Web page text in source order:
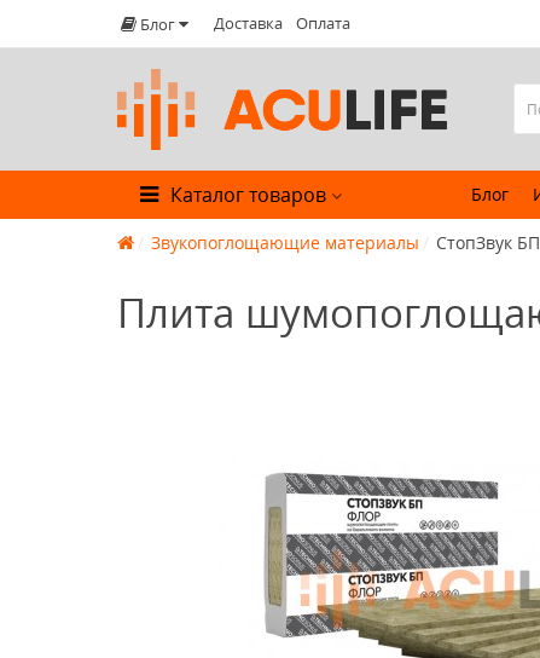
Блог Доставка Оплата
Каталог товаров Блог
Звукопоглощающие материалы СтопЗвук
Плита